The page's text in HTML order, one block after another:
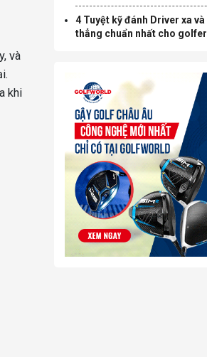
và
khi
4 Tuyệt kỹ đánh Driver xa và
thẳng chuẩn nhất cho golfer